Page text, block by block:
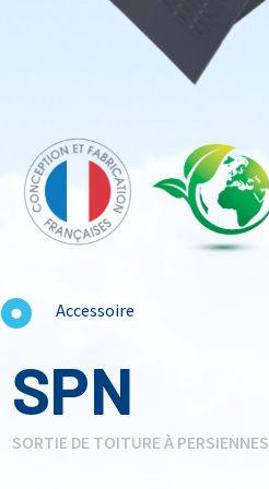
Accessoire
SPN
SORTIE DE TOITURE À PERSIENNES